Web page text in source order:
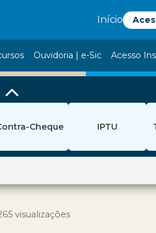
Início
Ouvidoria | e-Sic Acesso
Cheque IPTU
visualizações